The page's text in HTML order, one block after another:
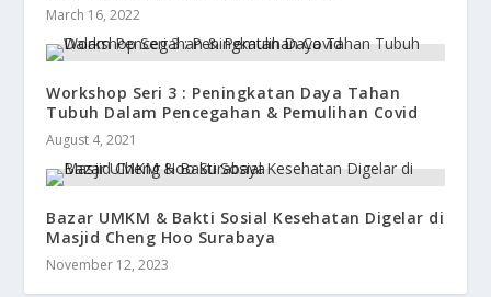
March 16, 2022
Workshop Seri 3 : Peningkatan Daya Tahan
Tubuh Dalam Pencegahan & Pemulihan Covid
August 4, 2021
Bazar UMKM & Bakti Sosial Kesehatan Digelar di
Masjid Cheng Hoo Surabaya
November 12, 2023